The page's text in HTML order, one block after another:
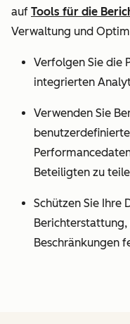
auf Tools für die
Verwaltung und
Verfolgen Sie die
integrierten
Verwenden Sie
Beteiligten zu
Schützen Sie Ihre
Berichterstattung,
Beschränkungen